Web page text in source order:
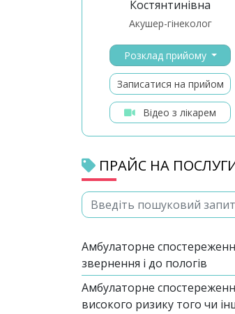
Костянтинівна
Акушер-гінеколог
Розклад прийому
Записатися на прийом
Відео з лікарем
ПРАЙС НА
Амбулаторне
звернення і до пологів
Амбулаторне
високого ризику того чи